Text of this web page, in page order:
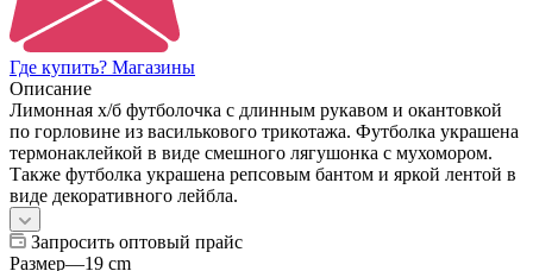
Где купить? Магазины
Описание
Лимонная х/б футболочка с длинным рукавом и окантовкой
по горловине из василькового трикотажа. Футболка украшена
термонаклейкой в виде смешного лягушонка с мухомором.
Также футболка украшена репсовым бантом и яркой лентой в
виде декоративного лейбла.
Запросить оптовый прайс
Размер—19 cm